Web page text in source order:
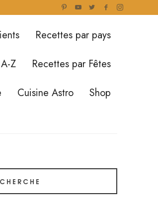
Recettes par pays
Z
Recettes par Fêtes
Cuisine Astro Shop